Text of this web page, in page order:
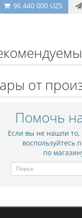
96 440 000 UZS
от
Помочь
Если вы не нашли то,
воспользуйтесь
по